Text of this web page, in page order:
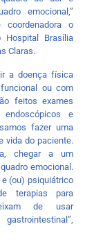
emocional,”
coordenadora o
Hospital Brasília
Claras.
a doença física
ou com
feitos exames
e
fazer uma
vida do paciente.
chegar a um
emocional.
(ou) psiquiátrico
terapias para
de usar